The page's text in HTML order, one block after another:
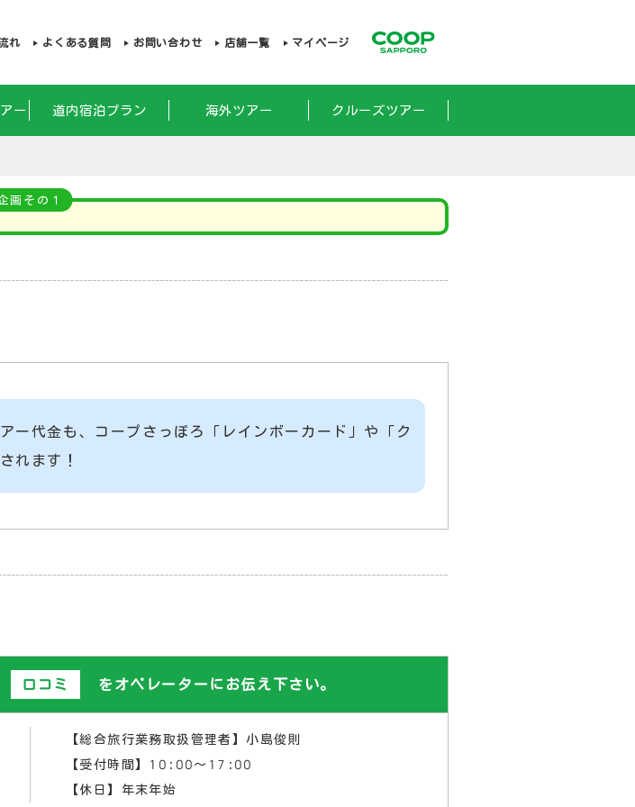
れ よくある質問 お問い合わせ 店舗一覧 マイページ
ー 道内宿泊プラン 海外ツアー クルーズツアー
ー代金も、コープさっぽろ「 レインボーカード 」や「 ク
されます！
口コミ をオペレーターにお伝え下さい。
【総合旅行業務取扱管理者】小島俊則
【受付時間】10:00～17:00
【休日】年末年始